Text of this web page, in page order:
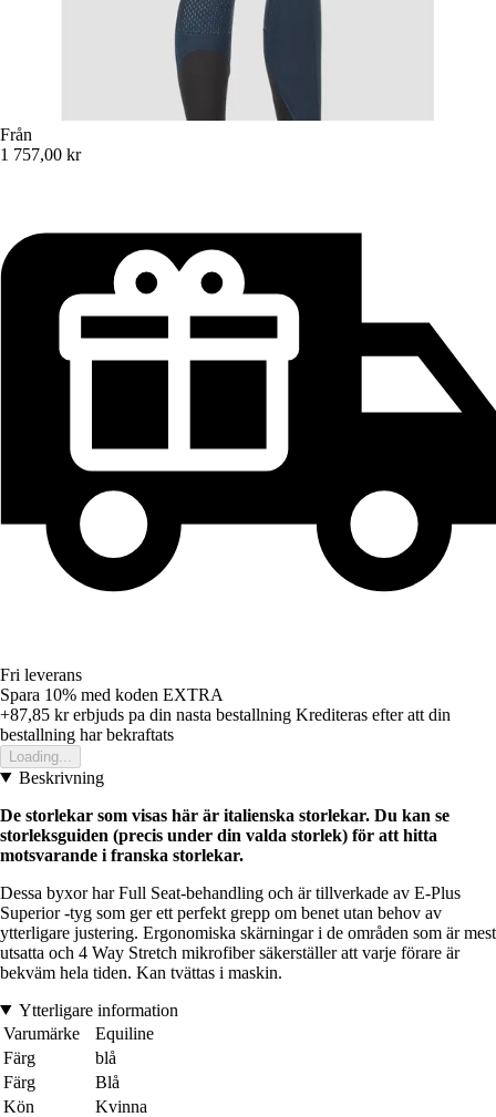
Från
1 757,00 kr
Fri leverans
Spara 10% med koden EXTRA
+87,85 krerbjuds pa din nasta bestallning Krediteras efter att din
bestallning har bekraftats
Loading...
Beskrivning
De storlekar som visas här är italienska storlekar. Du kan se
storleksguiden (precis under din valda storlek) för att hitta
motsvarande i franska storlekar.
Dessa byxor har Full Seat-behandling och är tillverkade av E-Plus
Superior -tyg som ger ett perfekt grepp om benet utan behov av
ytterligare justering. Ergonomiska skärningar i de områden som är mest
utsatta och 4 Way Stretch mikrofiber säkerställer att varje förare är
bekväm hela tiden. Kan tvättas i maskin.
Ytterligare information
Varumärke
Equiline
Färg
blå
Färg
Blå
Kön
Kvinna